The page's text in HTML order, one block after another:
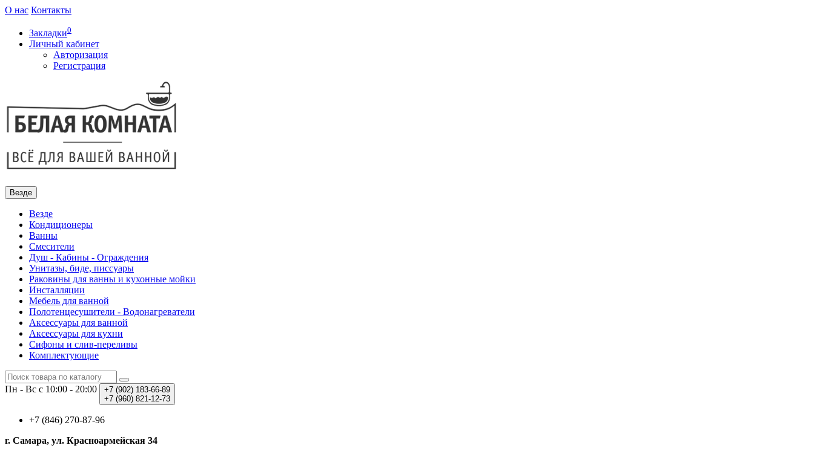
О нас Контакты
Закладки0
Личный кабинет
Авторизация
Регистрация
Везде
Везде
Кондиционеры
Ванны
Смесители
Душ - Кабины - Ограждения
Унитазы, биде, писсуары
Раковины для ванны и кухонные мойки
Инсталляции
Мебель для ванной
Полотенцесушители - Водонагреватели
Аксессуары для ванной
Аксессуары для кухни
Сифоны и слив-переливы
Комплектующие
Пн - Вс с 10:00 - 20:00 +7 (902) 183-66-89
+7 (960) 821-12-73
+7 (846) 270-87-96
г. Самара, ул. Красноармейская 34